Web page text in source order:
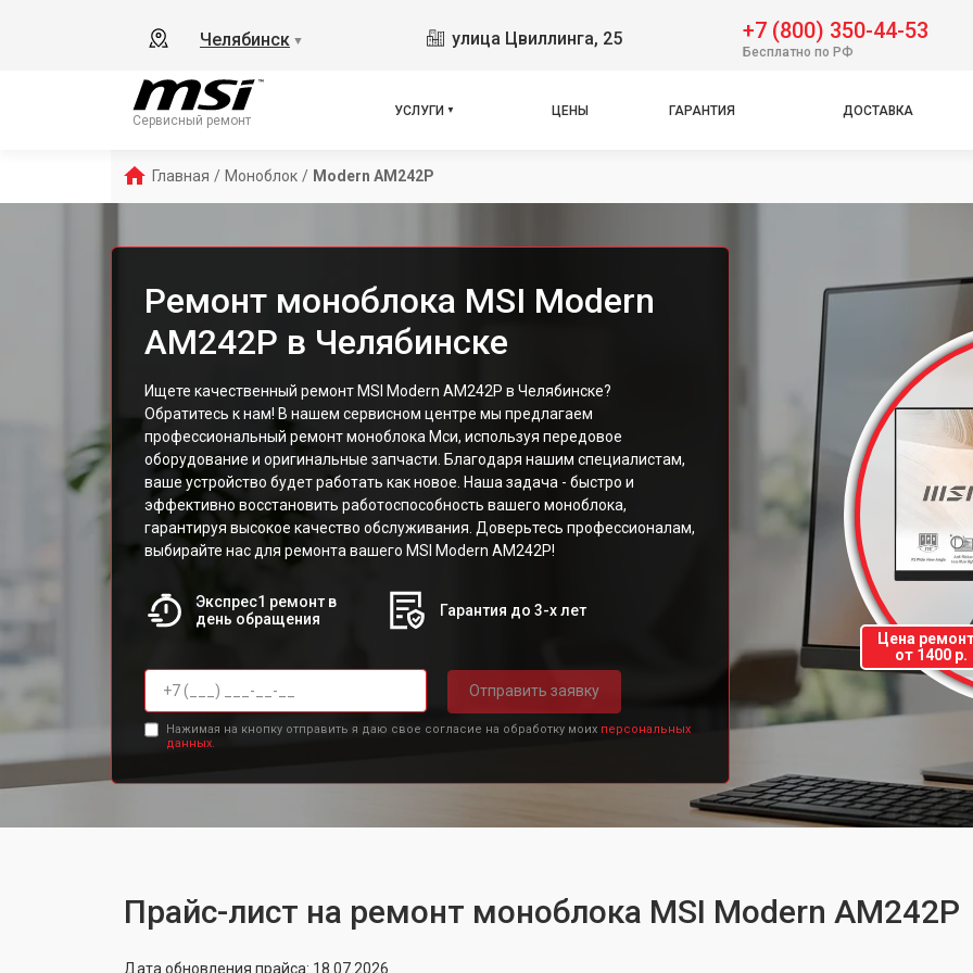
Челябинск ▼ улица Цвиллинга, 25 +7 (800) 350-44-53
Бесплатно по РФ
Сервисный ремонт
УСЛУГИ ЦЕНЫ ГАРАНТИЯ ДОСТАВКА
Главная / Моноблок / Modern AM242P
Ремонт моноблока MSI Modern
AM242P в Челябинске
Ищете качественный ремонт MSI Modern AM242P в Челябинске?
Обратитесь к нам! В нашем сервисном центре мы предлагаем
профессиональный ремонт моноблока Мси, используя передовое
оборудование и оригинальные запчасти. Благодаря нашим специалистам,
ваше устройство будет работать как новое. Наша задача - быстро и
эффективно восстановить работоспособность вашего моноблока,
гарантируя высокое качество обслуживания. Доверьтесь профессионалам,
выбирайте нас для ремонта вашего MSI Modern AM242P!
Экспрес1 ремонт в
день обращения
Гарантия до 3-х лет
Отправить заявку
Нажимая на кнопку отправить я даю свое согласие на обработку моих персональных
данных.
Цена
от 1400 р.
Прайс-лист на ремонт моноблока MSI Modern AM242P
Дата обновления прайса: 18.07.2026